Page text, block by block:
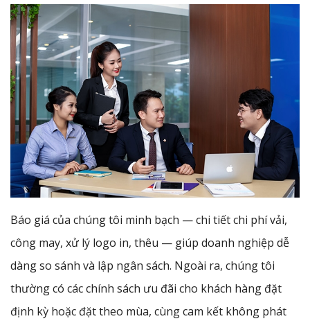
Báo giá của chúng tôi minh bạch — chi tiết chi phí vải,
công may, xử lý logo in, thêu — giúp doanh nghiệp dễ
dàng so sánh và lập ngân sách. Ngoài ra, chúng tôi
thường có các chính sách ưu đãi cho khách hàng đặt
định kỳ hoặc đặt theo mùa, cùng cam kết không phát